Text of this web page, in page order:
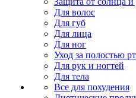
Для волос
Для губ
Для лица
Для ног
Уход за полостью
Для рук и ногтей
Для тела
Все для похудения